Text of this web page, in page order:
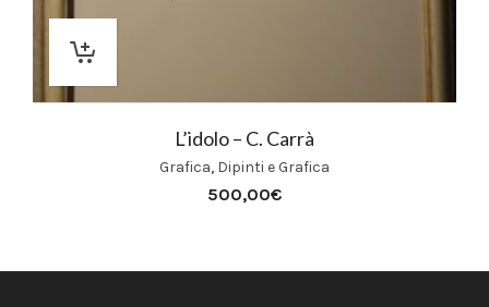
L’idolo – C. Carrà
Grafica, Dipinti e Grafica
500,00€